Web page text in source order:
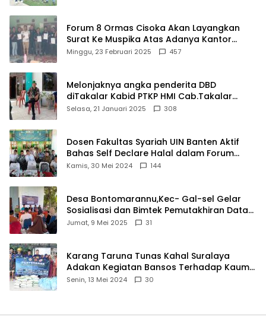
Forum 8 Ormas Cisoka Akan Layangkan
Surat Ke Muspika Atas Adanya Kantor
Matel di Cisoka
Minggu, 23 Februari 2025 457
Melonjaknya angka penderita DBD
diTakalar Kabid PTKP HMI Cab.Takalar
angkat bicara
Selasa, 21 Januari 2025 308
Dosen Fakultas Syariah UIN Banten Aktif
Bahas Self Declare Halal dalam Forum
Ijtima Ulama MUI
Kamis, 30 Mei 2024 144
Desa Bontomarannu,Kec- Gal-sel Gelar
Sosialisasi dan Bimtek Pemutakhiran Data
ID
Jumat, 9 Mei 2025 31
Karang Taruna Tunas Kahal Suralaya
Adakan Kegiatan Bansos Terhadap Kaum
Dhuafa dan Anak Yatim-Piatu
Senin, 13 Mei 2024 30